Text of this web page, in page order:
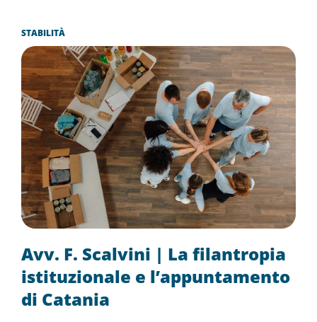
Avv. F. Scalvini | La filantropia
istituzionale e l’appuntamento
di Catania
STABILITÀ